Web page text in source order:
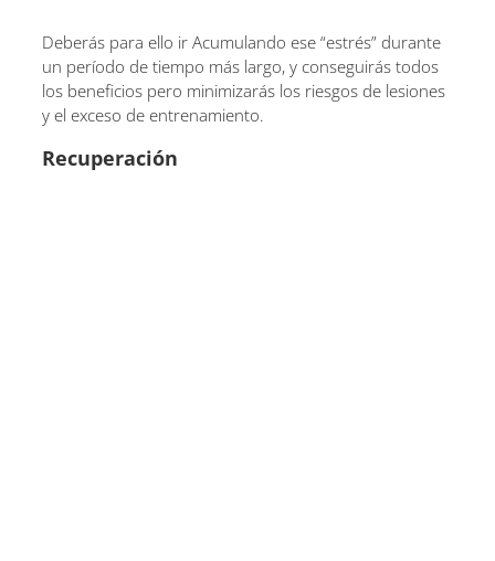
Deberás para ello ir Acumulando ese “estrés” durante
un período de tiempo más largo, y conseguirás todos
los beneficios pero minimizarás los riesgos de lesiones
y el exceso de entrenamiento.
Recuperación